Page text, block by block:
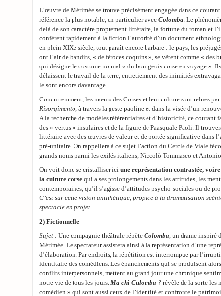
L’œuvre de Mérimée se trouve précisément engagée dans ce
référence la plus notable, en particulier avec Colomba. Le
delà de son caractère proprement littéraire, la fortune du roman et
confèrent rapidement à la fiction l’autorité d’un document
en plein XIXe siècle, tout paraît encore barbare : le pays, les
ont l’air de bandits, « de féroces coquins », se vêtent comme « des
qui désigne le costume normal « du bourgeois corse en voyage ».
délaissent le travail de la terre, entretiennent des inimitiés
le sont encore davantage.
Concurremment, les mœurs des Corses et leur culture sont relues
Risorgimento, à travers la geste paoline et dans la visée d’un
A la recherche de modèles référentiaires et d’historicité, ce
des « vertus » insulaires et de la figure de Paasquale Paoli. Il
littéraire avec des œuvres de valeur et de portée significative dans
pré-unitaire. On rappellera à ce sujet l’action du Cercle de Viale
grands noms parmi les exilés italiens, Niccolò Tommaseo et
On voit donc se cristalliser ici une représentation contrastée,
la culture corse qui a ses prolongements dans les attitudes, les
contemporaines, qu’il s’agisse d’attitudes psycho-sociales ou de
C’est sur cette vision antithétique, propice à la dramatisation
spectacle en projet.
2) Fictionnelle
Sujet : Une compagnie théâtrale répète Colomba, un drame inspiré
Mérimée. Le spectateur assistera ainsi à la représentation d’une
d’élaboration. Par endroits, la répétition est interrompue par
identitaire des comédiens. Les épanchements qui se produisent
conflits interpersonnels, mettent au grand jour une chronique
notre vie de tous les jours. Ma chì Culomba ? révèle de la sorte les
comédien » qui sont aussi ceux de l’identité et confronte le